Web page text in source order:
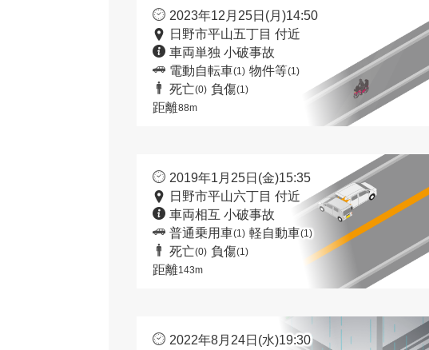
2023年12月25日(月)14:50
日野市平山五丁目 付近
車両単独 小破事故
電動自転車(1) 物件等(1)
死亡(0) 負傷(1)
距離88m
2019年1月25日(金)15:35
日野市平山六丁目 付近
車両相互 小破事故
普通乗用車(1) 軽自動車(1)
死亡(0) 負傷(1)
距離143m
2022年8月24日(水)19:30